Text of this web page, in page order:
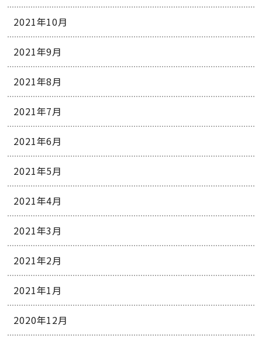
2021年10月
2021年9月
2021年8月
2021年7月
2021年6月
2021年5月
2021年4月
2021年3月
2021年2月
2021年1月
2020年12月